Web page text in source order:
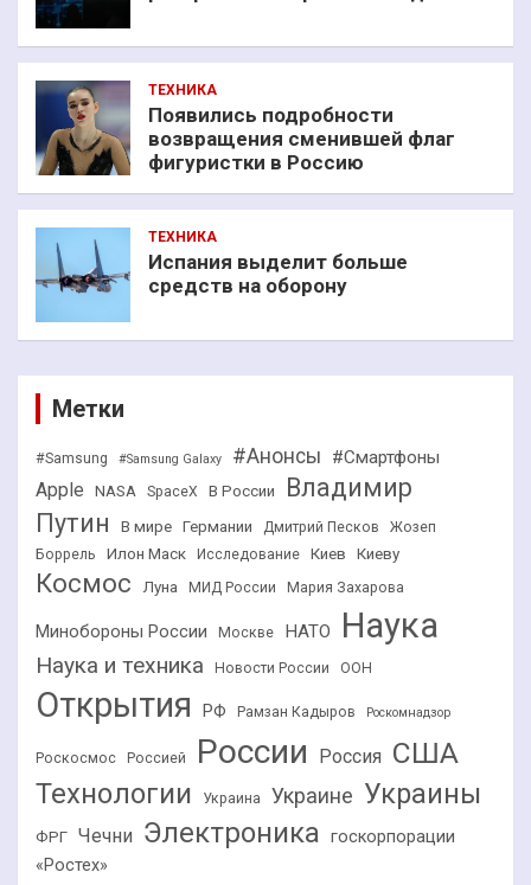
ТЕХНИКА
Появились подробности
возвращения сменившей флаг
фигуристки в Россию
ТЕХНИКА
Испания выделит больше
средств на оборону
Метки
#Samsung #Samsung Galaxy #Анонсы #Смартфоны
Apple NASA SpaceX В России
Владимир
Путин
В мире Германии Дмитрий Песков
Жозеп
Боррель
Илон Маск Исследование Киев Киеву
Космос Луна МИД России Мария Захарова
Минобороны России Москве НАТО Наука
Наука и техника Новости России ООН
Открытия РФ Рамзан Кадыров Роскомнадзор
Роскосмос Россией России Россия США
Технологии Украина Украине Украины
ФРГ Чечни Электроника госкорпорации
«Ростех»